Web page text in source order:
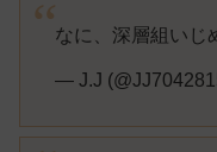
なに、深層組いじ
— J.J